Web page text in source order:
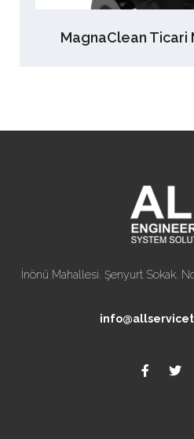
MagnaClean Ticari
İnönü Mahallesi. Şenyurt Sokak.